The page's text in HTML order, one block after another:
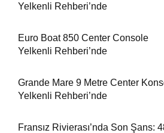
Yelkenli Rehberi’nde
Euro Boat 850 Center Console
Yelkenli Rehberi’nde
Grande Mare 9 Metre Center
Yelkenli Rehberi’nde
Fransız Rivierası’nda Son Şans: